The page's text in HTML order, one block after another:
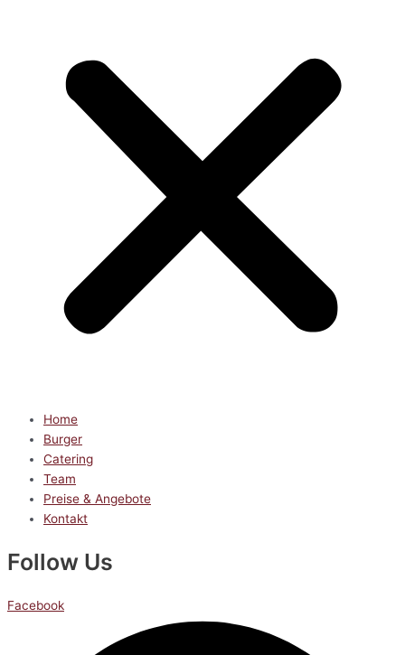
Home
Burger
Catering
Team
Preise & Angebote
Kontakt
Follow Us
Facebook